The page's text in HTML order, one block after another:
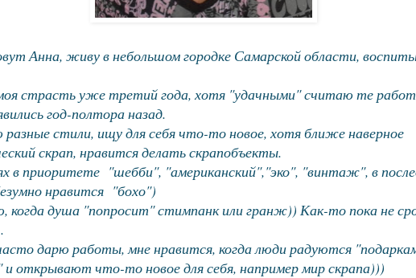
Анна, живу в небольшом городке Самарской области,
страсть уже третий года, хотя "удачными" считаю те
год-полтора назад.
стили, ищу для себя что-то новое, хотя ближе наверное
скрап, нравится делать скрапобъекты.
в приоритете "шебби", "американский","эко", "винтаж", в
нравится "бохо")
когда душа "попросит" стимпанк или гранж)) Как-то пока не
дарю работы, мне нравится, когда люди радуются
и открывают что-то новое для себя, например мир скрапа)))